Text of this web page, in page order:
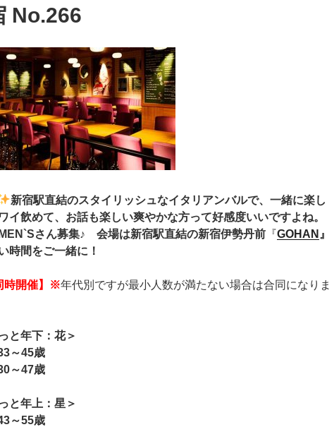
No.266
新宿駅直結のスタイリッシュなイタリアンバルで、一緒に楽し
イ飲めて、お話も楽しい爽やかな方って好感度いいですよね。
さん募集♪ 会場は新宿駅直結の新宿伊勢丹前 『GOHAN 』
時間をご一緒に！
時開催】※年代別ですが最小人数が満たない場合は合同になりま
と年下：花＞
～45歳
～47歳
と年上：星＞
～55歳